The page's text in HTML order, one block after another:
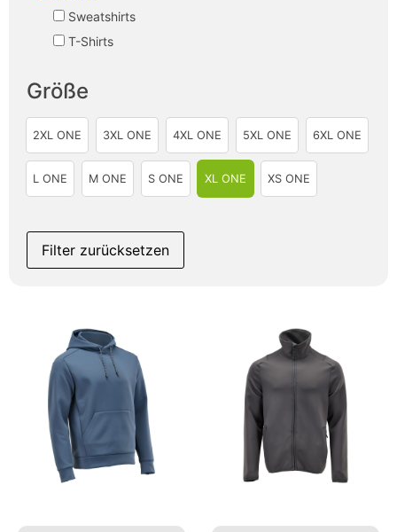
Sweatshirts
T-Shirts
Größe
2XL ONE 3XL ONE 4XL ONE 5XL ONE 6XL ONE
L ONE M ONE S ONE XL ONE XS ONE
Filter zurücksetzen